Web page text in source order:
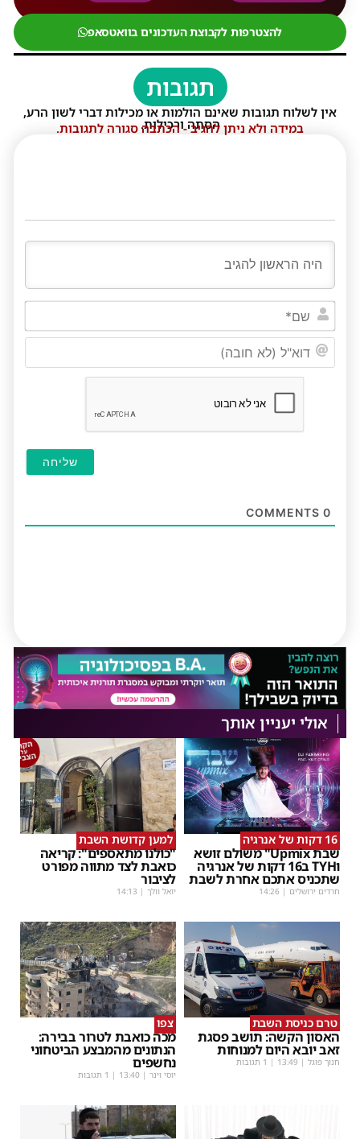
להצטרפות לקבוצת העדכונים בוואטסאפ
תגובות
אין לשלוח תגובות שאינם הולמות או מכילות דברי לשון הרע,
הסתה ורכילות.
במידה ולא ניתן להגיב - הכתבה סגורה לתגובות.
0
אולי יעניין אותך
16 דקות של אנרגיה
שבת Upmix" משולם זושא
וTYH ב16 דקות של אנרגיה
שתכניס אתכם אחרת לשבת
חרדים ירושלים |
14:26
למען קדושת השבת
"כולנו מתאספים": קריאה
כואבת לצד מתווה מפורט
לציבור
יואל וולך |
14:13
טרם כניסת השבת
האסון הקשה: תושב פסגת
זאב יובא היום למנוחות
חנוך פוגל |
13:49 | 1 תגובות
צפו
מכה כואבת לטרור בבירה:
הנתונים מהמבצע הביטחוני
נחשפים
יוסי וינר |
13:40 | 1 תגובות